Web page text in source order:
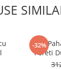
-32%
Set 4
Pereti